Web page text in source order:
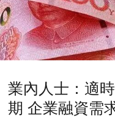
業內人士：適
期 企業融資需